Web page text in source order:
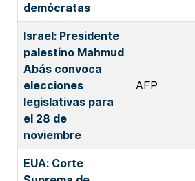
demócratas
Israel: Presidente
palestino Mahmud
Abás convoca
elecciones
legislativas para
el 28 de
noviembre
AFP
EUA: Corte